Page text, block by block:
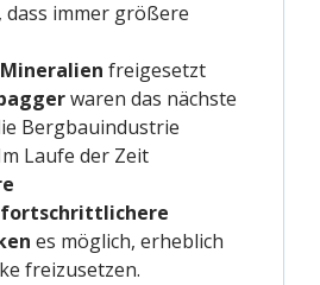
immer größere
Mineralien freigesetzt
waren das nächste
Bergbauindustrie
Laufe der Zeit
fortschrittlichere
es möglich, erheblich
freizusetzen.